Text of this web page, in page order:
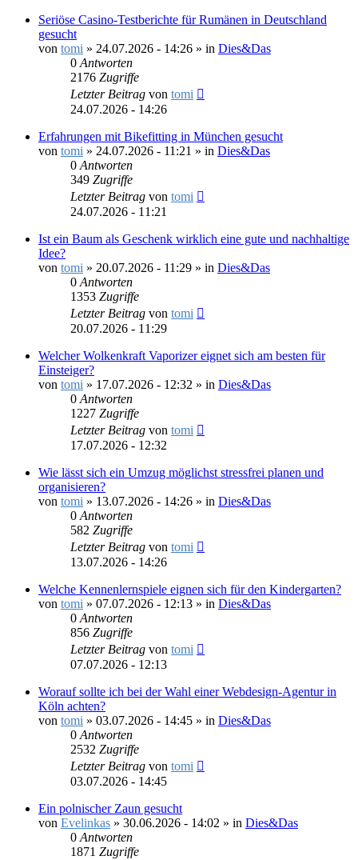
Seriöse Casino-Testberichte für Rumänen in Deutschland
gesucht
von tomi » 24.07.2026 - 14:26 » in Dies&Das
0 Antworten
2176 Zugriffe
Letzter Beitrag von tomi
24.07.2026 - 14:26
Erfahrungen mit Bikefitting in München gesucht
von tomi » 24.07.2026 - 11:21 » in Dies&Das
0 Antworten
349 Zugriffe
Letzter Beitrag von tomi
24.07.2026 - 11:21
Ist ein Baum als Geschenk wirklich eine gute und nachhaltige
Idee?
von tomi » 20.07.2026 - 11:29 » in Dies&Das
0 Antworten
1353 Zugriffe
Letzter Beitrag von tomi
20.07.2026 - 11:29
Welcher Wolkenkraft Vaporizer eignet sich am besten für
Einsteiger?
von tomi » 17.07.2026 - 12:32 » in Dies&Das
0 Antworten
1227 Zugriffe
Letzter Beitrag von tomi
17.07.2026 - 12:32
Wie lässt sich ein Umzug möglichst stressfrei planen und
organisieren?
von tomi » 13.07.2026 - 14:26 » in Dies&Das
0 Antworten
582 Zugriffe
Letzter Beitrag von tomi
13.07.2026 - 14:26
Welche Kennenlernspiele eignen sich für den Kindergarten?
von tomi » 07.07.2026 - 12:13 » in Dies&Das
0 Antworten
856 Zugriffe
Letzter Beitrag von tomi
07.07.2026 - 12:13
Worauf sollte ich bei der Wahl einer Webdesign-Agentur in
Köln achten?
von tomi » 03.07.2026 - 14:45 » in Dies&Das
0 Antworten
2532 Zugriffe
Letzter Beitrag von tomi
03.07.2026 - 14:45
Ein polnischer Zaun gesucht
von Evelinkas » 30.06.2026 - 14:02 » in Dies&Das
0 Antworten
1871 Zugriffe